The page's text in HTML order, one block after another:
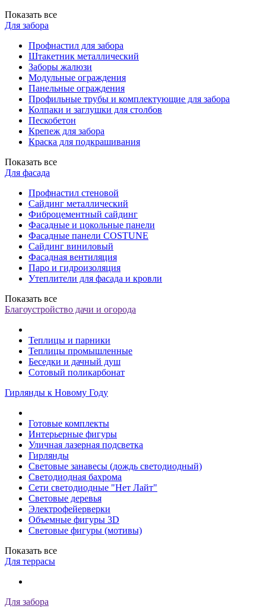
Показать все
Для забора
Профнастил для забора
Штакетник металлический
Заборы жалюзи
Модульные ограждения
Панельные ограждения
Профильные трубы и комплектующие для забора
Колпаки и заглушки для столбов
Пескобетон
Крепеж для забора
Краска для подкрашивания
Показать все
Для фасада
Профнастил стеновой
Сайдинг металлический
Фиброцементный сайдинг
Фасадные и цокольные панели
Фасадные панели COSTUNE
Сайдинг виниловый
Фасадная вентиляция
Паро и гидроизоляция
Утеплители для фасада и кровли
Показать все
Благоустройство дачи и огорода
Теплицы и парники
Теплицы промышленные
Беседки и дачный душ
Сотовый поликарбонат
Гирлянды к Новому Году
Готовые комплекты
Интерьерные фигуры
Уличная лазерная подсветка
Гирлянды
Световые занавесы (дождь светодиодный)
Светодиодная бахрома
Сети светодиодные "Нет Лайт"
Световые деревья
Электрофейерверки
Объемные фигуры 3D
Световые фигуры (мотивы)
Показать все
Для террасы
Для забора